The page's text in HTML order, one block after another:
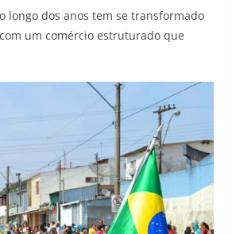
longo dos anos tem se transformado
um comércio estruturado que